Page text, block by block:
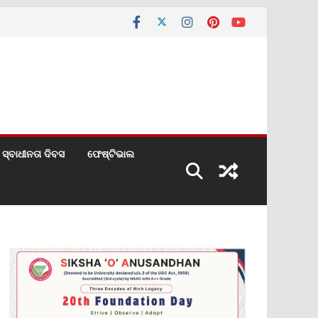
ସ୍ବାଧୀନତା ଦିବସ ଫେଷ୍ଟିଭାଲ